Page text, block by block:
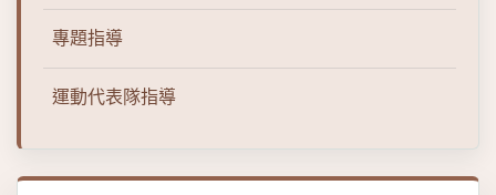
專題指導
運動代表隊指導